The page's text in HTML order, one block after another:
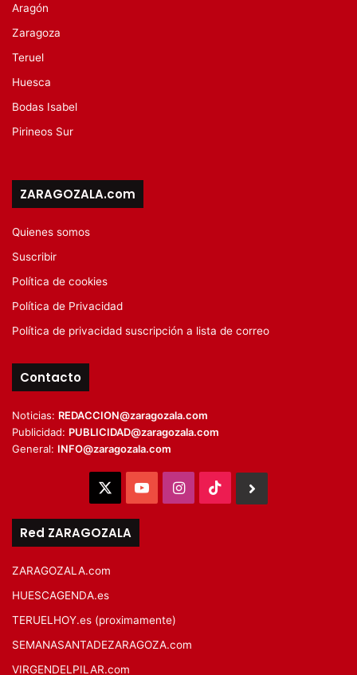
Aragón
Zaragoza
Teruel
Huesca
Bodas Isabel
Pirineos Sur
ZARAGOZALA.com
Quienes somos
Suscribir
Política de cookies
Política de Privacidad
Política de privacidad suscripción a lista de correo
Contacto
Noticias: REDACCION@zaragozala.com
Publicidad: PUBLICIDAD@zaragozala.com
General: INFO@zaragozala.com
YouTubeInstagram
TikTok
Red ZARAGOZALA
ZARAGOZALA.com
HUESCAGENDA.es
TERUELHOY.es (proximamente)
SEMANASANTADEZARAGOZA.com
VIRGENDELPILAR.com